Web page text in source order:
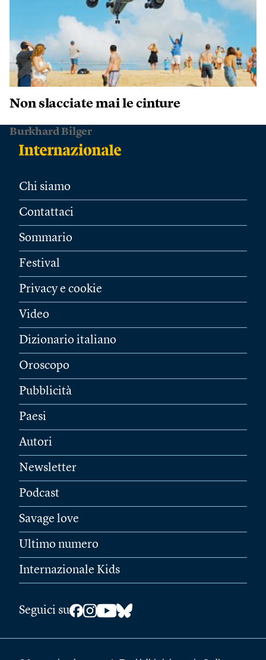
Non slacciate mai le cinture
Burkhard Bilger
Chi siamo
Contattaci
Sommario
Festival
Privacy e cookie
Video
Dizionario italiano
Oroscopo
Pubblicità
Paesi
Autori
Newsletter
Podcast
Savage love
Ultimo numero
Internazionale Kids
Seguici su